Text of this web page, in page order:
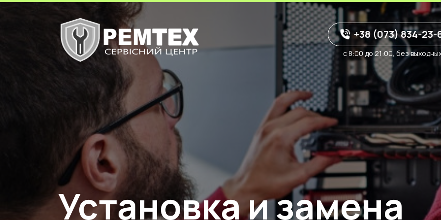
+38 (073) 834-23-
с 8:00 до 21:00, без
Установка и замена